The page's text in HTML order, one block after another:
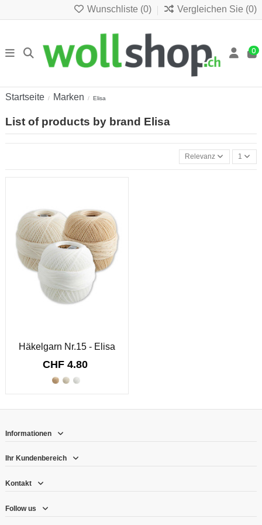
Wunschliste (0) Vergleichen Sie (0)
0
Startseite Marken Elisa
List of products by brand Elisa
Relevanz 1
Häkelgarn Nr.15 - Elisa
CHF 4.80
Informationen
Ihr Kundenbereich
Kontakt
Follow us